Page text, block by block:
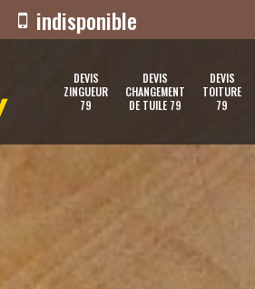
indisponible
DEVIS
ZINGUEUR
79
DEVIS
CHANGEMENT
DE TUILE 79
DEVIS
TOITURE
79